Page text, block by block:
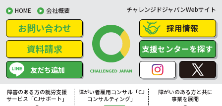
HOME 会社概要 チャレンジドジャパンWebサイト
お問い合わせ
資料請求
友だち追加
採用情報
支援センターを探す
障害のある方の就労支援
サービス「CJサポート」
障がい者雇用コンサル「CJ
コンサルティング」
障がいのある方と共に
事業を展開